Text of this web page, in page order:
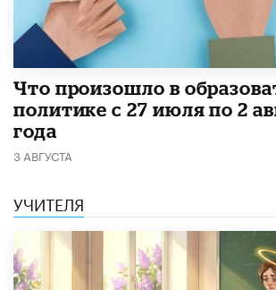
​Что произошло в
политике с 27 июля по 2
года
3 АВГУСТА
УЧИТЕЛЯ